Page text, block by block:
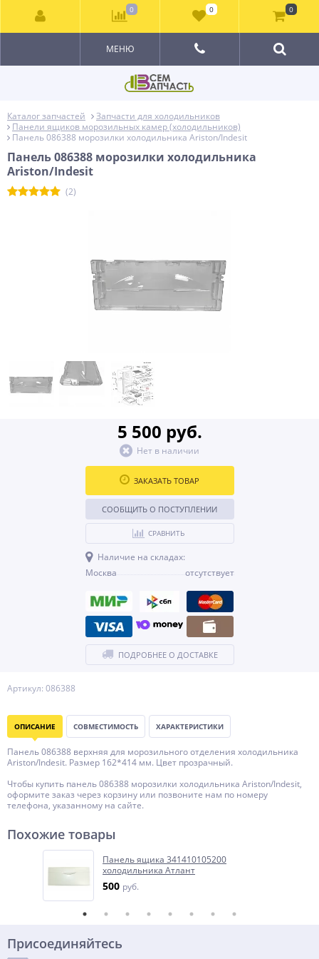
МЕНЮ
Каталог запчастей
Запчасти для холодильников
Панели ящиков морозильных камер (холодильников)
Панель 086388 морозилки холодильника Ariston/Indesit
Панель 086388 морозилки холодильника
Ariston/Indesit
(2)
Артикул: 086388
5 500 руб.
Нет в наличии
ЗАКАЗАТЬ ТОВАР
СООБЩИТЬ О ПОСТУПЛЕНИИ
СРАВНИТЬ
Наличие на складах:
Москва
отсутствует
ПОДРОБНЕЕ О ДОСТАВКЕ
ОПИСАНИЕ СОВМЕСТИМОСТЬ ХАРАКТЕРИСТИКИ
Панель 086388 верхняя для морозильного отделения холодильника
Ariston/Indesit. Размер 162*414 мм. Цвет прозрачный.
Чтобы купить панель 086388 морозилки холодильника Ariston/Indesit,
оформите заказ через корзину или позвоните нам по номеру
телефона, указанному на сайте.
Похожие товары
Панель ящика 341410105200
холодильника Атлант
500 руб.
Присоединяйтесь
0 0 0